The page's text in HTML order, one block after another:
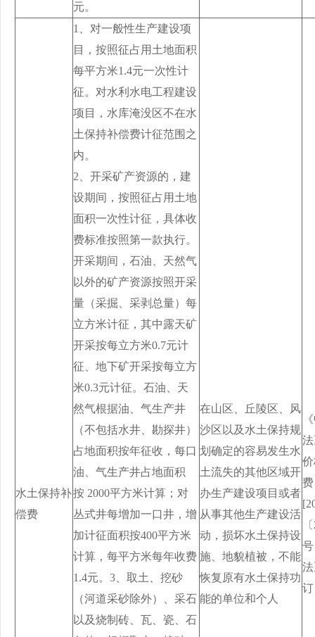
元。
水土保持补
偿费
1、对一般性生产建设项
目，按照征占用土地面积
每平方米1.4元一次性计
征。对水利水电工程建设
项目，水库淹没区不在水
土保持补偿费计征范围之
内。
2、开采矿产资源的，建
设期间，按照征占用土地
面积一次性计征，具体收
费标准按照第一款执行。
开采期间，石油、天然气
以外的矿产资源按照开采
量（采掘、采剥总量）每
立方米计征，其中露天矿
开采按每立方米0.7元计
征、地下矿开采按每立方
米0.3元计征。石油、天
然气根据油、气生产井
（不包括水井、勘探井）
占地面积按年征收，每口
油、气生产井占地面积
按 2000平方米计算；对
丛式井每增加一口井，增
加计征面积按400平方米
计算，每平方米每年收费
1.4元。3、取土、挖砂
（河道采砂除外）、采石
以及烧制砖、瓦、瓷、石
在山区、丘陵区、风
沙区以及水土保持规
划确定的容易发生水
土流失的其他区域开
办生产建设项目或者
从事其他生产建设活
动，损坏水土保持设
施、地貌植被，不能
恢复原有水土保持功
能的单位和个人